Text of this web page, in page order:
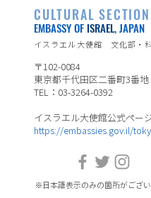
CULTURAL SECTION
EMBASSY OF ISRAEL, JAPAN
イスラエル大使館 文化部・
〒102-0084
東京都千代田区二番町3番地
TEL：03-3264-0392
イスラエル大使館公式ペー
https://embassies.gov.il/
※日本語表示のみの箇所がござい